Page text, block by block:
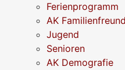
Ferienprogramm
AK
Jugend
Senioren
AK Demografie